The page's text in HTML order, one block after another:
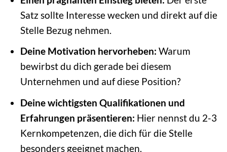
Satz sollte Interesse wecken und direkt auf die
Stelle Bezug nehmen.
Deine Motivation hervorheben: Warum
bewirbst du dich gerade bei diesem
Unternehmen und auf diese Position?
Deine wichtigsten Qualifikationen und
Erfahrungen präsentieren: Hier nennst du 2-3
Kernkompetenzen, die dich für die Stelle
besonders geeignet machen.